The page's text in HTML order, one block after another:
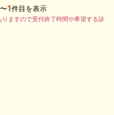
〜1件目を表示
ますので受付終了時間や希望する診